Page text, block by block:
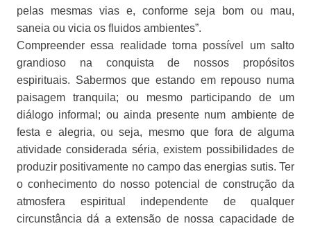
pelas mesmas vias e, conforme seja bom ou mau,
saneia ou vicia os fluidos ambientes”.
Compreender essa realidade torna possível um salto
grandioso na conquista de nossos propósitos
espirituais. Sabermos que estando em repouso numa
paisagem tranquila; ou mesmo participando de um
diálogo informal; ou ainda presente num ambiente de
festa e alegria, ou seja, mesmo que fora de alguma
atividade considerada séria, existem possibilidades de
produzir positivamente no campo das energias sutis. Ter
o conhecimento do nosso potencial de construção da
atmosfera espiritual independente de qualquer
circunstância dá a extensão de nossa capacidade de